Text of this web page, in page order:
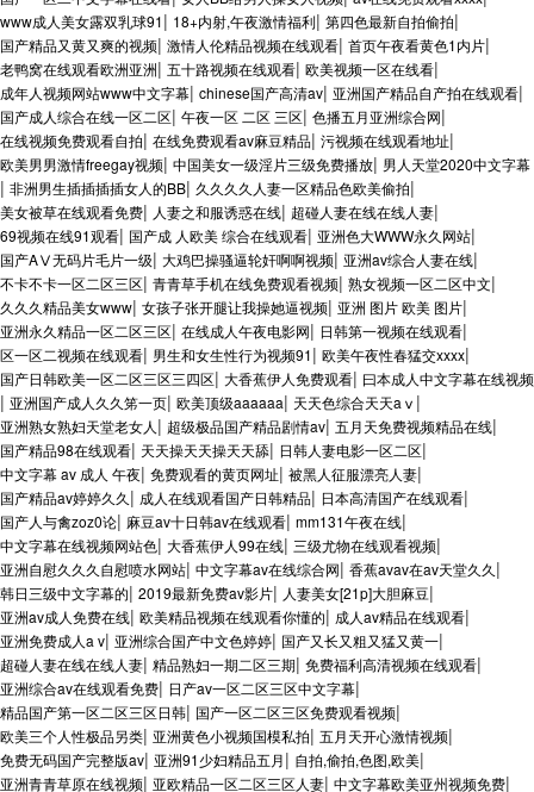
www成人美女露双乳球91| 18+内射,午夜激情福利| 第四色最新自拍偷拍|
国产精品又黄又爽的视频| 激情人伦精品视频在线观看| 首页午夜看黄色1内片|
老鸭窝在线观看欧洲亚洲| 五十路视频在线观看| 欧美视频一区在线看|
成年人视频网站www中文字幕| chinese国产高清av| 亚洲国产精品自产拍在线观看|
国产成人综合在线一区二区| 午夜一区 二区 三区| 色播五月亚洲综合网|
在线视频免费观看自拍| 在线免费观看av麻豆精品| 污视频在线观看地址|
欧美男男激情freegay视频| 中国美女一级淫片三级免费播放| 男人天堂2020中文字幕
| 非洲男生插插插插女人的BB| 久久久久人妻一区精品色欧美偷拍|
美女被草在线观看免费| 人妻之和服诱惑在线| 超碰人妻在线在线人妻|
69视频在线91观看| 国产成 人欧美 综合在线观看| 亚洲色大WWW永久网站|
国产AⅤ无码片毛片一级| 大鸡巴操骚逼轮奸啊啊视频| 亚洲av综合人妻在线|
不卡不卡一区二区三区| 青青草手机在线免费观看视频| 熟女视频一区二区中文|
久久久精品美女www| 女孩子张开腿让我操她逼视频| 亚洲 图片 欧美 图片|
亚洲永久精品一区二区三区| 在线成人午夜电影网| 日韩第一视频在线观看|
区一区二视频在线观看| 男生和女生性行为视频91| 欧美午夜性春猛交xxxx|
国产日韩欧美一区二区三区三四区| 大香蕉伊人免费观看| 曰本成人中文字幕在线视频
| 亚洲国产成人久久笫一页| 欧美顶级aaaaaa| 天天色综合天天aⅴ |
亚洲熟女熟妇天堂老女人| 超级极品国产精品剧情av| 五月天免费视频精品在线|
国产精品98在线观看| 天天操天天操天天舔| 日韩人妻电影一区二区|
中文字幕 av 成人 午夜| 免费观看的黄页网址| 被黑人征服漂亮人妻|
国产精品av婷婷久久| 成人在线观看国产日韩精品| 日本高清国产在线观看|
国产人与禽zoz0论| 麻豆av十日韩av在线观看| mm131午夜在线|
中文字幕在线视频网站色| 大香蕉伊人99在线| 三级尤物在线观看视频|
亚洲自慰久久久自慰喷水网站| 中文字幕av在线综合网| 香蕉avav在av天堂久久|
韩日三级中文字幕的| 2019最新免费av影片| 人妻美女[21p]大胆麻豆|
亚洲av成人免费在线| 欧美精品视频在线观看你懂的| 成人av精品在线观看|
亚洲免费成人a v| 亚洲综合国产中文色婷婷| 国产又长又粗又猛又黄一|
超碰人妻在线在线人妻| 精品熟妇一期二区三期| 免费福利高清视频在线观看|
亚洲综合av在线观看免费| 日产av一区二区三区中文字幕|
精品国产第一区二区三区日韩| 国产一区二区三区免费观看视频|
欧美三个人性极品另类| 亚洲黄色小视频国模私拍| 五月天开心激情视频|
免费无码国产完整版av| 亚洲91少妇精品五月| 自拍,偷拍,色图,欧美|
亚洲青青草原在线视频| 亚欧精品一区二区三区人妻| 中文字幕欧美亚州视频免费|